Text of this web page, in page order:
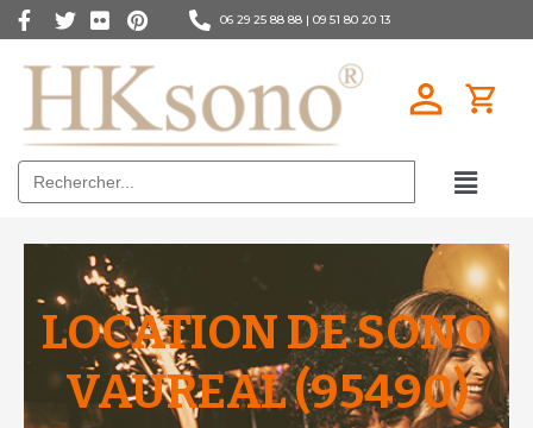
06 29 25 88 88 | 09 51 80 20 13
Search
for:
LOCATION DE SONO
VAUREAL (95490)